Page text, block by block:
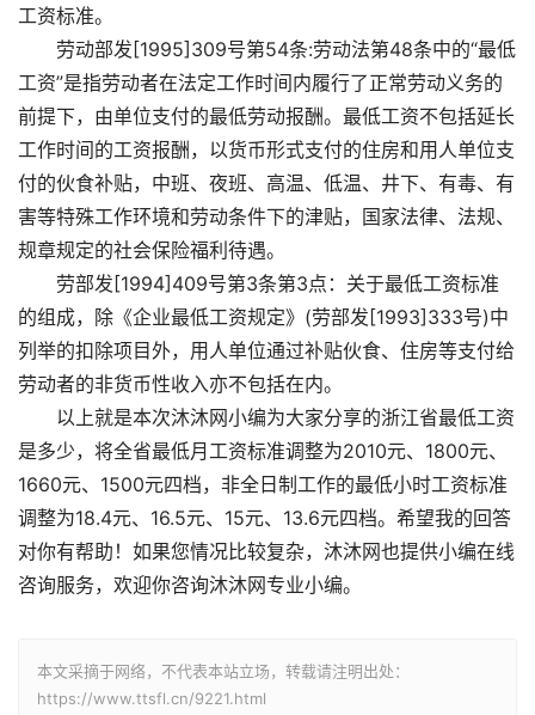
工资标准。
劳动部发[1995]309号第54条:劳动法第48条中的“最低
工资”是指劳动者在法定工作时间内履行了正常劳动义务的
前提下，由单位支付的最低劳动报酬。最低工资不包括延长
工作时间的工资报酬，以货币形式支付的住房和用人单位支
付的伙食补贴，中班、夜班、高温、低温、井下、有毒、有
害等特殊工作环境和劳动条件下的津贴，国家法律、法规、
规章规定的社会保险福利待遇。
劳部发[1994]409号第3条第3点：关于最低工资标准
的组成，除《企业最低工资规定》(劳部发[1993]333号)中
列举的扣除项目外，用人单位通过补贴伙食、住房等支付给
劳动者的非货币性收入亦不包括在内。
以上就是本次沐沐网小编为大家分享的浙江省最低工资
是多少，将全省最低月工资标准调整为2010元、1800元、
1660元、1500元四档，非全日制工作的最低小时工资标准
调整为18.4元、16.5元、15元、13.6元四档。希望我的回答
对你有帮助！如果您情况比较复杂，沐沐网也提供小编在线
咨询服务，欢迎你咨询沐沐网专业小编。
本文采摘于网络，不代表本站立场，转载请注明出处：
https://www.ttsfl.cn/9221.html